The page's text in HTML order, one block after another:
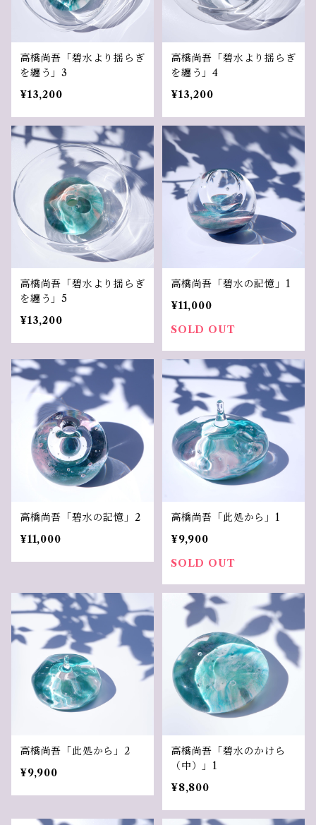
高橋尚吾「碧水より揺らぎ
を纏う」3
¥13,200
高橋尚吾「碧水より揺らぎ
を纏う」4
¥13,200
高橋尚吾「碧水より揺らぎ
を纏う」5
¥13,200
高橋尚吾「碧水の記憶」1
¥11,000
SOLD OUT
高橋尚吾「碧水の記憶」2
¥11,000
高橋尚吾「此処から」1
¥9,900
SOLD OUT
高橋尚吾「此処から」2
¥9,900
高橋尚吾「碧水のかけら
（中）」1
¥8,800